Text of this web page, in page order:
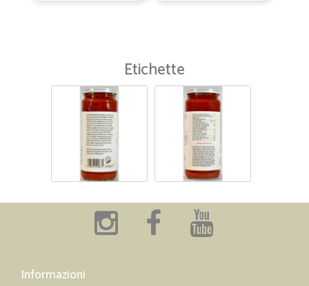
Etichette
Informazioni